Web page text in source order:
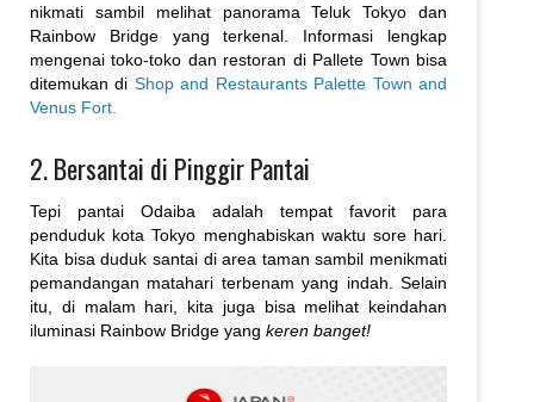
nikmati sambil melihat panorama Teluk Tokyo dan
Rainbow Bridge yang terkenal. Informasi lengkap
mengenai toko-toko dan restoran di Pallete Town bisa
ditemukan di Shop and Restaurants Palette Town and
Venus Fort.
2. Bersantai di Pinggir Pantai
Tepi pantai Odaiba adalah tempat favorit para
penduduk kota Tokyo menghabiskan waktu sore hari.
Kita bisa duduk santai di area taman sambil menikmati
pemandangan matahari terbenam yang indah. Selain
itu, di malam hari, kita juga bisa melihat keindahan
iluminasi Rainbow Bridge yang keren banget!